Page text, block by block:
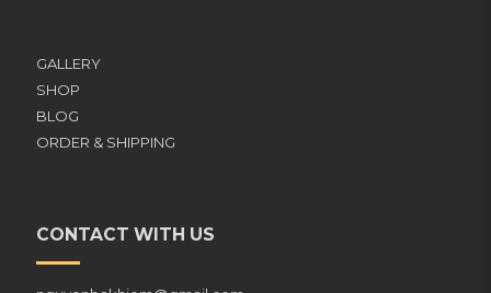
GALLERY
SHOP
BLOG
ORDER & SHIPPING
CONTACT WITH US